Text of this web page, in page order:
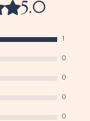
5 stars.5.0
1
0
0
0
0